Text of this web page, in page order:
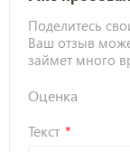
Поделитесь
Ваш отзыв
займет много
Оценка
Текст